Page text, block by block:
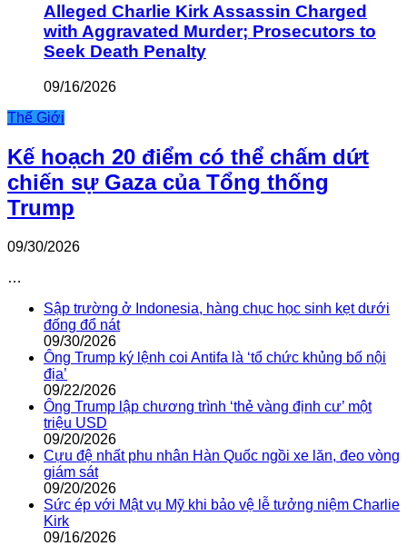
Alleged Charlie Kirk Assassin Charged
with Aggravated Murder; Prosecutors to
Seek Death Penalty
09/16/2026
Thế Giới
Kế hoạch 20 điểm có thể chấm dứt
chiến sự Gaza của Tổng thống
Trump
09/30/2026
…
Sập trường ở Indonesia, hàng chục học sinh kẹt dưới
đống đổ nát
09/30/2026
Ông Trump ký lệnh coi Antifa là ‘tổ chức khủng bố nội
địa’
09/22/2026
Ông Trump lập chương trình ‘thẻ vàng định cư’ một
triệu USD
09/20/2026
Cựu đệ nhất phu nhân Hàn Quốc ngồi xe lăn, đeo vòng
giám sát
09/20/2026
Sức ép với Mật vụ Mỹ khi bảo vệ lễ tưởng niệm Charlie
Kirk
09/16/2026